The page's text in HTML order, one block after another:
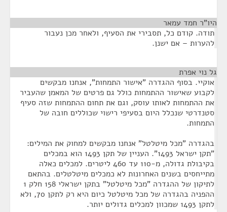
היו"ר חמד עמאר
תודה. קודם כל, תסבירי את הסעיף, ולאחר מכן נעבור
להערות – אם ישנן.
גל נוי אפרת
אוקיי. בסוף ההגדרה "אישור התמחות", אנחנו מבקשים
לקבוע שאישור ההתמחות כולל גם פרטים של המאמן שהעביר
את ההתמחות לאותו עוסק, וגם את תחום ההתמחות שזה סעיף
סטנדרטי שנכלל היום בסעיפי רישוי שכוללים חובה של
התמחות.
בהגדרה "מכל מיטלטל" אנחנו מבקשים למחוק את המילים:
"תקן ישראל 1493". העניין של תקן 1493 הוא במכלים
בקיבולת גדולה, מ-110 עד 460 ליטרים. למכלים כאלה
מתייחסים בשנים האחרונות לא כמכלים מיטלטלים. בהתאם
לתיקון של ההגדרה "מכל מיטלטל" בתקן ישראלי 158 חלק 1
ההפניה בהגדרה של מכל מיטלטל כיום היא רק לתקן 70, ולא
לתקן 1493 שמכוון למכלים גדולים יותר.